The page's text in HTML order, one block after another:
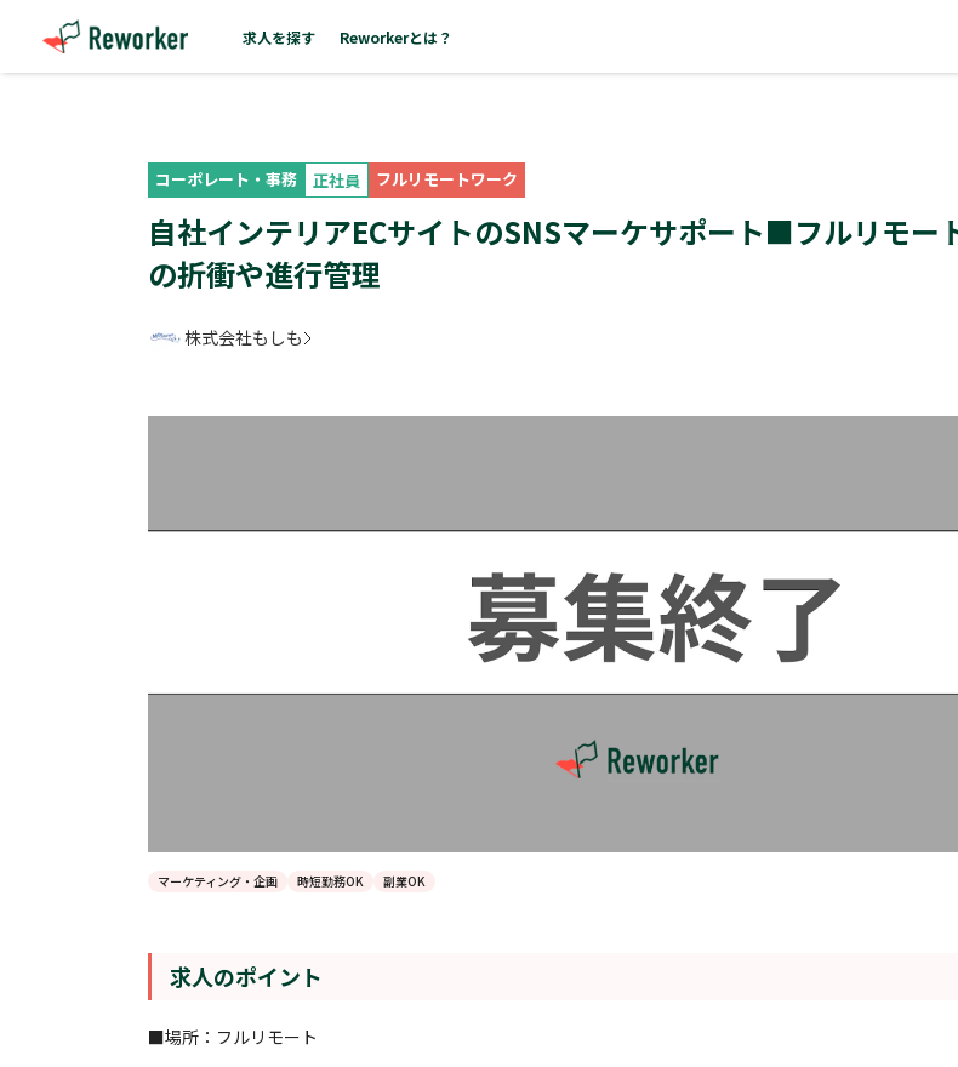
求人を探す Reworkerとは？
コーポレート・事務 正社員 フルリモートワーク
自社インテリアECサイトのSNSマーケサポート■フルリモ
の折衝や進行管理
株式会社もしも
マーケティング・企画 時短勤務OK 副業OK
求人のポイント
■場所：フルリモート